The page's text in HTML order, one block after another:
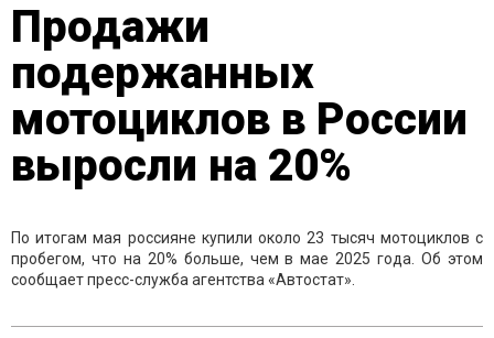
Продажи
подержанных
мотоциклов в России
выросли на 20%
По итогам мая россияне купили около 23 тысяч мотоциклов с
пробегом, что на 20% больше, чем в мае 2025 года. Об этом
сообщает пресс-служба агентства «Автостат».